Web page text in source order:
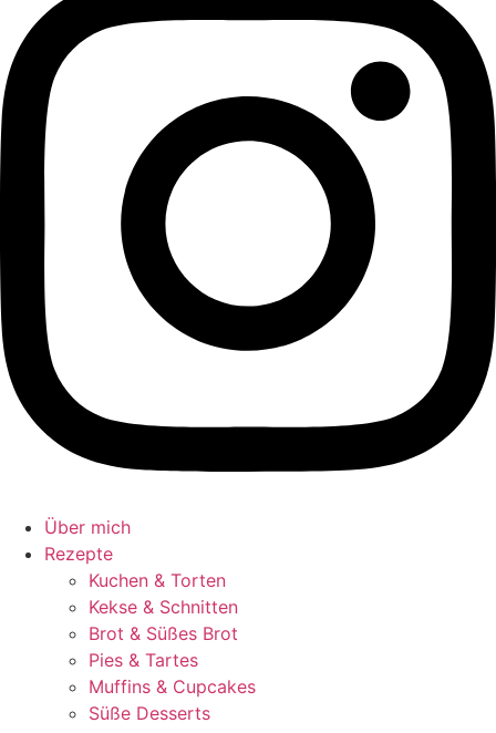
Über mich
Rezepte
Kuchen & Torten
Kekse & Schnitten
Brot & Süßes Brot
Pies & Tartes
Muffins & Cupcakes
Süße Desserts